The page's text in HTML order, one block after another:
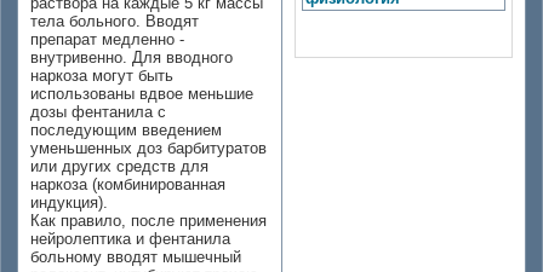
тела больного. Вводят
препарат медленно -
внутривенно. Для вводного
наркоза могут быть
использованы вдвое меньшие
дозы фентанила с
последующим введением
уменьшенных доз барбитуратов
или других средств для
наркоза (комбинированная
индукция).
Как правило, после применения
нейролептика и фентанила
больному вводят мышечный